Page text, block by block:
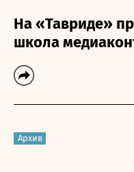
На «Тавриде»
школа
Архив